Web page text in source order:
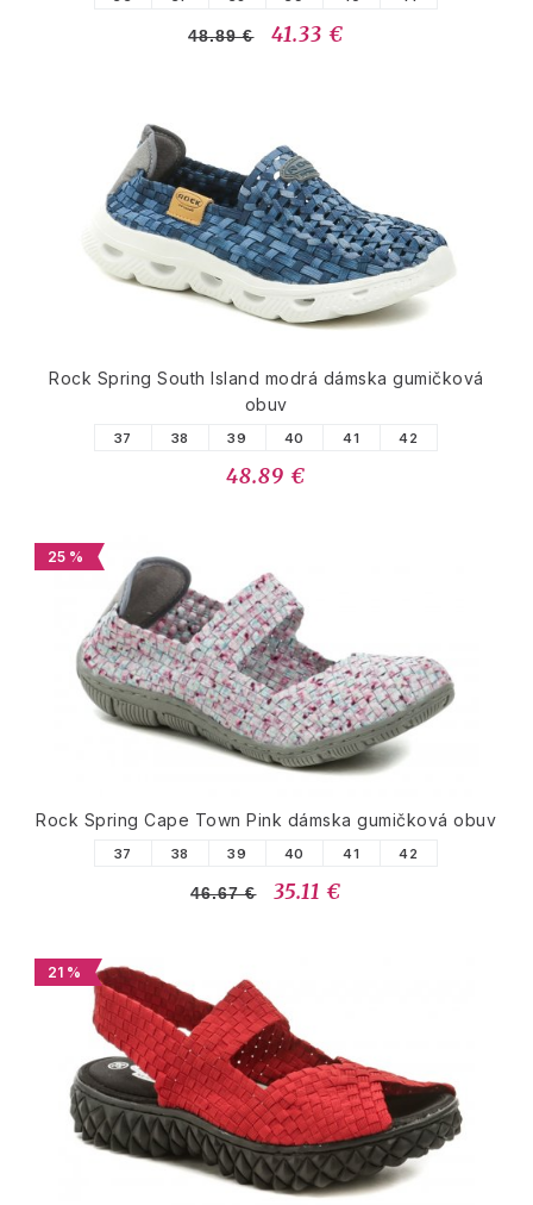
48.89 € 41.33 €
Rock Spring South Island modrá dámska gumičková
obuv
37 38 39 40 41 42
48.89 €
25 %
Rock Spring Cape Town Pink dámska gumičková obuv
37 38 39 40 41 42
46.67 € 35.11 €
21 %